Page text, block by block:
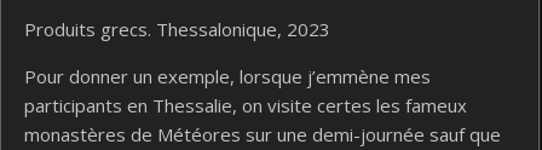
Produits grecs. Thessalonique, 2023
Pour donner un exemple, lorsque j’emmène mes
participants en Thessalie, on visite certes les fameux
monastères de Météores sur une demi-journée sauf que